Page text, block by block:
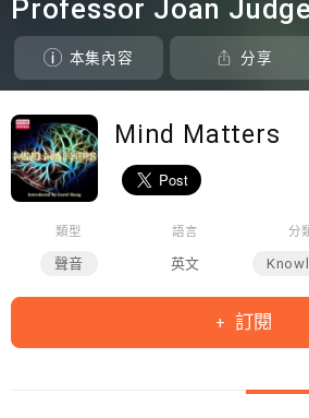
of
seconds 本集內容 分享
Mind Matters
類型
聲音
語言
英文
分
訂閱